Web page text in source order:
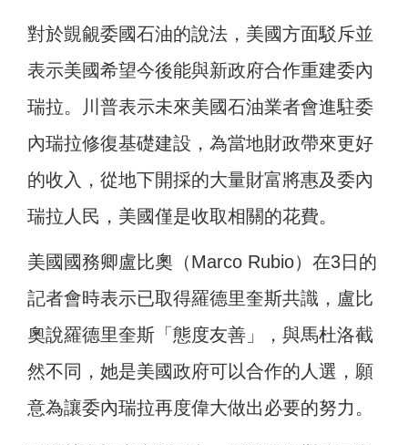
對於覬覦委國石油的說法，美國方面駁斥並
表示美國希望今後能與新政府合作重建委內
瑞拉。
川普表示未來美國石油業者會進駐委
內瑞拉修復基礎建設，為當地財政帶來更好
的收入，從地下開採的大量財富將惠及委內
瑞拉人民，美國僅是收取相關的花費。
美國國務卿盧比奧（Marco Rubio）在3日的
記者會時表示已取得羅德里奎斯共識，盧比
奧說羅德里奎斯「態度友善」，與馬杜洛截
然不同，她是美國政府可以合作的人選，願
意為讓委內瑞拉再度偉大做出必要的努力。